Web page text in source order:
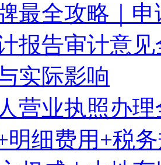
最全攻略｜
报告审计意
实际影响
营业执照办
明细费用+税